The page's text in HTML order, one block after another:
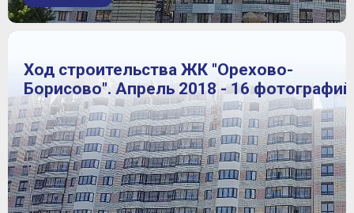
Ход строительства ЖК "Орехово-
Борисово". Апрель 2018 - 16 фотографий